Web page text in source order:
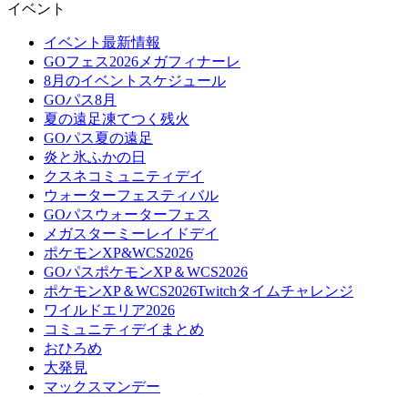
イベント
イベント最新情報
GOフェス2026メガフィナーレ
8月のイベントスケジュール
GOパス8月
夏の遠足凍てつく残火
GOパス夏の遠足
炎と氷ふかの日
クスネコミュニティデイ
ウォーターフェスティバル
GOパスウォーターフェス
メガスターミーレイドデイ
ポケモンXP&WCS2026
GOパスポケモンXP＆WCS2026
ポケモンXP＆WCS2026Twitchタイムチャレンジ
ワイルドエリア2026
コミュニティデイまとめ
おひろめ
大発見
マックスマンデー